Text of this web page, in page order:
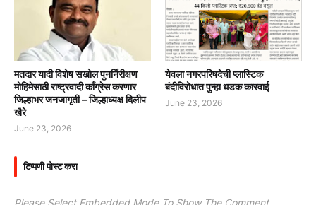
मतदार यादी विशेष सखोल पुनर्निरीक्षण
मोहिमेसाठी राष्ट्रवादी काँग्रेस करणार
जिल्हाभर जनजागृती – जिल्हाध्यक्ष दिलीप
खैरे
June 23, 2026
येवला नगरपरिषदेची प्लास्टिक
बंदीविरोधात पुन्हा धडक कारवाई
June 23, 2026
टिप्पणी पोस्ट करा
Please Select Embedded Mode To Show The Comment